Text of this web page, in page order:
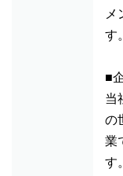
メ
す。
■
当
の
業
す。